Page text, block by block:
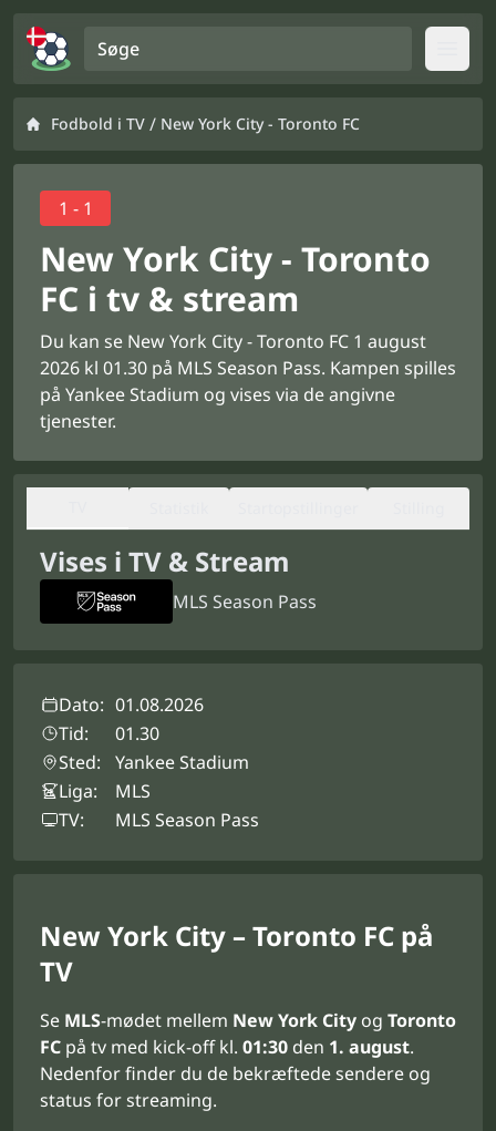
Fodbold i TV / New York City - Toronto FC
1 - 1
New York City - Toronto
FC i tv & stream
Du kan se New York City - Toronto FC 1 august
2026 kl 01.30 på MLS Season Pass. Kampen spilles
på Yankee Stadium og vises via de angivne
tjenester.
Vises i TV & Stream
MLS Season Pass
Dato: 01.08.2026
Tid:
01.30
Sted:
Yankee Stadium
Liga:
MLS
TV:
MLS Season Pass
New York City – Toronto FC på
TV
Se MLS-mødet mellem New York City og Toronto
FC på tv med kick-off kl. 01:30 den 1. august.
Nedenfor finder du de bekræftede sendere og
status for streaming.